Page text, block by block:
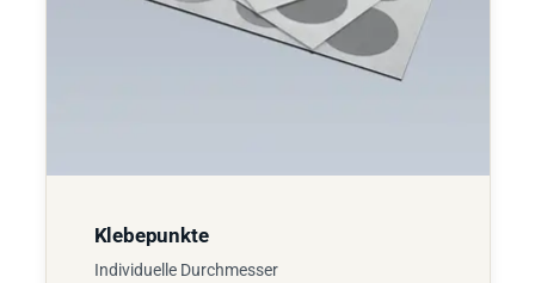
Klebepunkte
Individuelle Durchmesser